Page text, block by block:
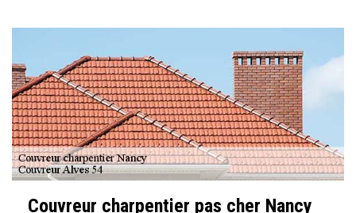
Couvreur charpentier pas cher Nancy